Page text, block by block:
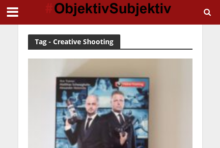
Tag - Creative Shooting